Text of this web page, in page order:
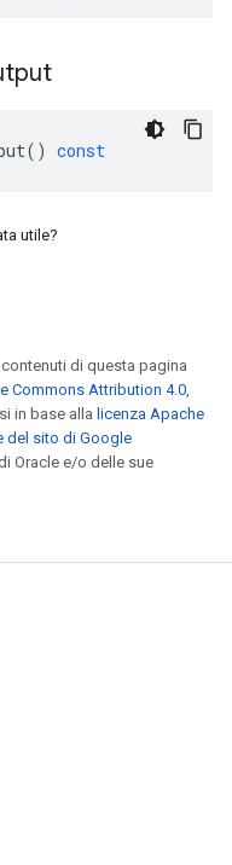
() const
utile?
di questa pagina
Commons Attribution 4.0,
in base alla licenza Apache
del sito di Google
Oracle e/o delle sue